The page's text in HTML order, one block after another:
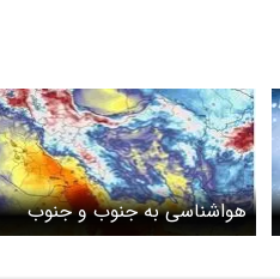
هواشناسی به جنوب و جنوب
شرق کشور هشدار داد